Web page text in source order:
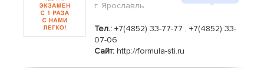
г. Ярославль
Тел.: +7(4852) 33-77-77 , +7(4852) 33-
07-06
Сайт: http://formula-sti.ru